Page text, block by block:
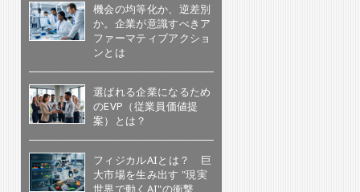
機会の均等化か、逆差別
か。企業が意識すべきア
ファーマティブアクショ
ンとは
選ばれる企業になるため
のEVP（従業員価値提
案）とは？
フィジカルAIとは？ 巨
大市場を生み出す "現実
世界で動くAI"の衝撃